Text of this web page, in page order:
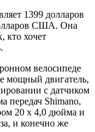
1399 долларов
США. Она
кто хочет
велосипеде
мощный двигатель,
с датчиком
передач Shimano,
20 x 4,0 дюйма и
и конечно же